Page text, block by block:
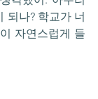
되나? 학교가 너
자연스럽게 들